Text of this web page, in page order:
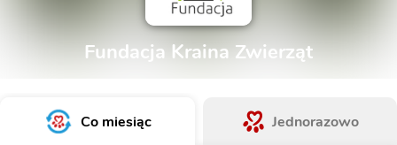
Fundacja Kraina Zwierząt
Co miesiąc Jednorazowo